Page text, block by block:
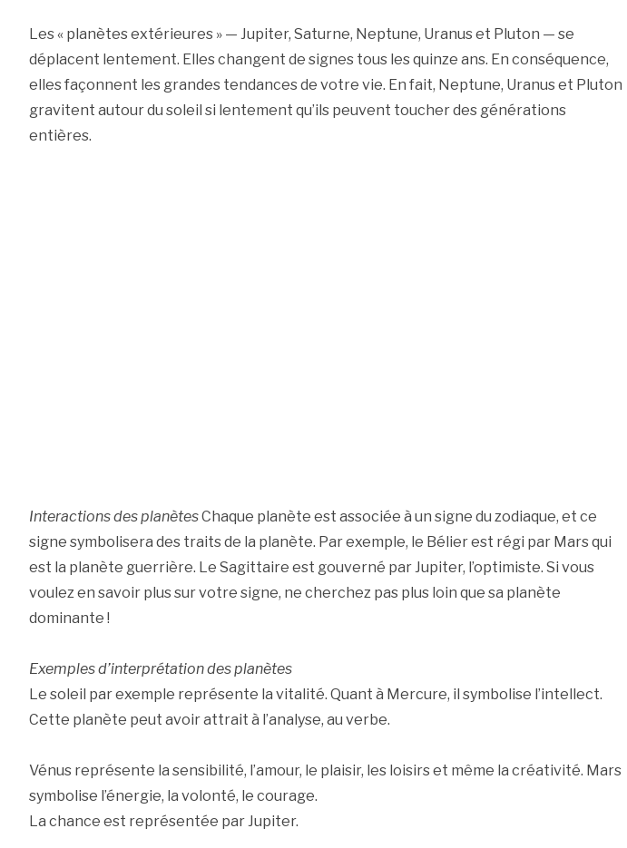
Les « planètes extérieures » — Jupiter, Saturne, Neptune, Uranus et Pluton — se
déplacent lentement. Elles changent de signes tous les quinze ans. En conséquence,
elles façonnent les grandes tendances de votre vie. En fait, Neptune, Uranus et Pluton
gravitent autour du soleil si lentement qu’ils peuvent toucher des générations
entières.
Interactions des planètesChaque planète est associée à un signe du zodiaque, et ce
signe symbolisera des traits de la planète. Par exemple, le Bélier est régi par Mars qui
est la planète guerrière. Le Sagittaire est gouverné par Jupiter, l’optimiste. Si vous
voulez en savoir plus sur votre signe, ne cherchez pas plus loin que sa planète
dominante !
Exemples d’interprétation des planètes
Le soleil par exemple représente la vitalité. Quant à Mercure, il symbolise l’intellect.
Cette planète peut avoir attrait à l’analyse, au verbe.
Vénus représente la sensibilité, l’amour, le plaisir, les loisirs et même la créativité. Mars
symbolise l’énergie, la volonté, le courage.
La chance est représentée par Jupiter.